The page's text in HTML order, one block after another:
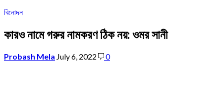
বিনোদন
কারও নামে গরুর নামকরণ ঠিক নয়: ওমর সানী
Probash Mela July 6, 2022 0